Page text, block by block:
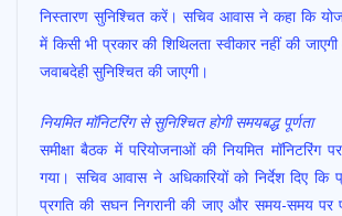
निस्तारण सुनिश्चित करें। सचिव आवास ने कहा कि
में किसी भी प्रकार की शिथिलता स्वीकार नहीं की
जवाबदेही सुनिश्चित की जाएगी।
नियमित मॉनिटरिंग से सुनिश्चित होगी समयबद्ध पूर्णता
समीक्षा बैठक में परियोजनाओं की नियमित मॉनिटरिंग
गया। सचिव आवास ने अधिकारियों को निर्देश दिए कि
प्रगति की सघन निगरानी की जाए और समय-समय पर